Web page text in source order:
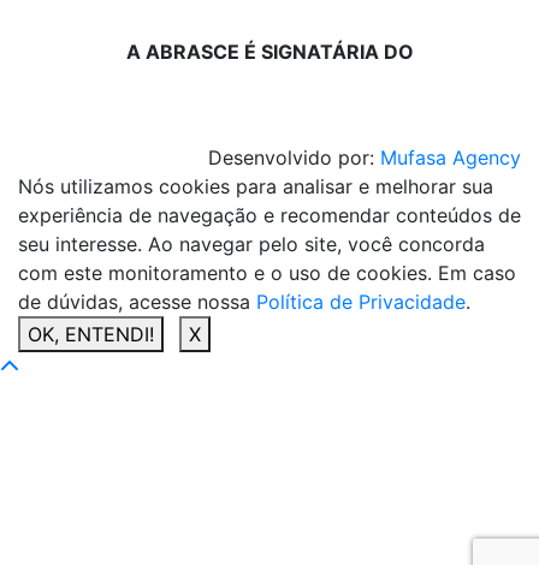
A ABRASCE É SIGNATÁRIA DO
Desenvolvido por: Mufasa Agency
Nós utilizamos cookies para analisar e melhorar sua
experiência de navegação e recomendar conteúdos de
seu interesse. Ao navegar pelo site, você concorda
com este monitoramento e o uso de cookies. Em caso
de dúvidas, acesse nossa Política de Privacidade.
OK, ENTENDI!
X